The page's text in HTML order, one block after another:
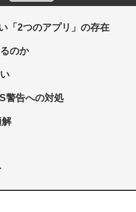
「2つのアプリ」の存在
のか
警告への対処